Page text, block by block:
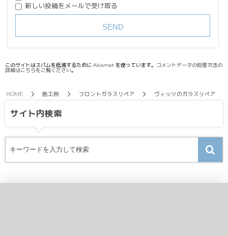
新しい投稿をメールで受け取る
このサイトはスパムを低減するために Akismet を使っています。 コメントデータの処理方法の
詳細はこちらをご覧ください。
HOME 施工例 フロントガラスリペア ヴィッツのガラスリペア
サイト内検索